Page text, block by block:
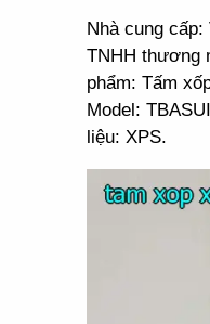
Nhà cung cấp:
TNHH thương
phẩm: Tấm
Model:
liệu: XPS.